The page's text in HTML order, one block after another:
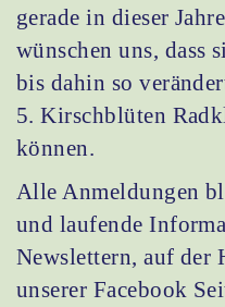
gerade in dieser
wünschen uns, dass
bis dahin so
5. Kirschblüten
können.
Alle Anmeldungen
und laufende
Newslettern, auf der
unserer Facebook